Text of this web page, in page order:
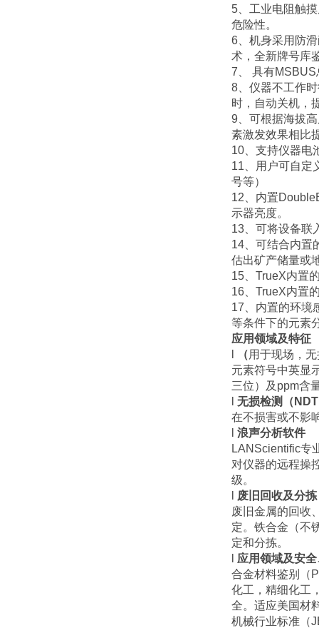
5、工业电阻触
危险性。
6、机身采用防
术，全新牌号库
7、 具有
8、仪器不工作
时，自动关机，
9、可根据海拔
素激发效果相比
10、支持仪器电
11、用户可自定
号等）
12、内置
示器亮度。
13、可将设备联
14、可结合内置
估出矿产储量或
15、TrueX内置
16、TrueX内置
17、内置的环境
等条件下的元素
应用领域及特征
（用于现场，
元素符号中英显
三位）及ppm含
无损检测（
在不损害或不影
浪声分析软件
LANScientific专
对仪器的远程操
级。
废旧回收及分拣
废旧金属的回收
定。铁合金（不
定和分拣。
应用领域及安
合金材料鉴别（
化工，精细化工
全。适应美国材
机械行业标准（